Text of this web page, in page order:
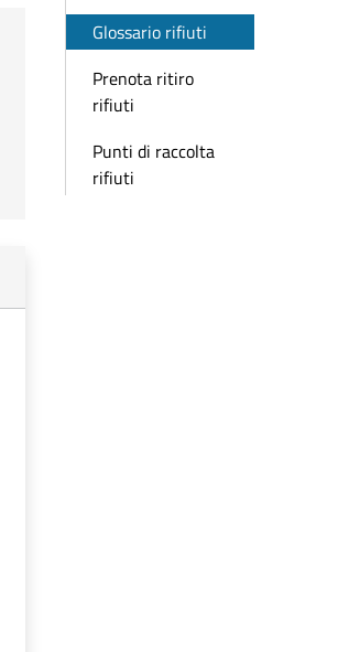
Glossario rifiuti
Prenota ritiro
rifiuti
Punti di raccolta
rifiuti